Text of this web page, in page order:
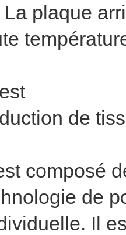
plaque
de
composé
de
Il